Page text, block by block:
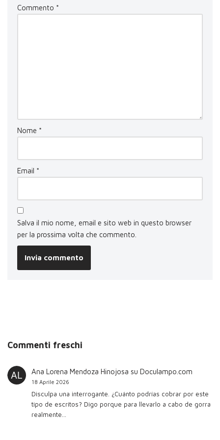
Commento *
Nome *
Email *
Salva il mio nome, email e sito web in questo browser
per la prossima volta che commento.
Commenti freschi
Ana Lorena Mendoza Hinojosa su Doculampo.com
18 Aprile 2026
Disculpa una interrogante. ¿Cuánto podrías cobrar por este
tipo de escritos? Digo porque para llevarlo a cabo de gorra
realmente…